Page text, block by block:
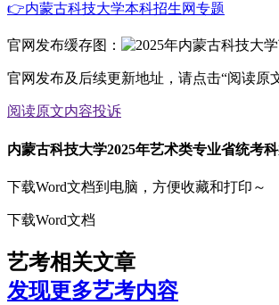
👉内蒙古科技大学本科招生网专题
官网发布缓存图：
官网发布及后续更新地址，请点击“阅读原
阅读原文内容投诉
内蒙古科技大学2025年艺术类专业省统考
下载Word文档到电脑，方便收藏和打印～
下载Word文档
艺考相关文章
发现更多艺考内容